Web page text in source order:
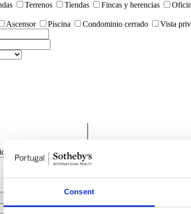
Consent
Terrenos Tiendas Fincas y herencias
Ascensor Piscina Condominio cerrado Vista
Pedanía